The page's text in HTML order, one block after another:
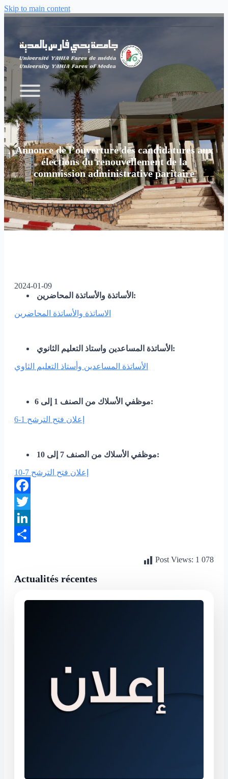
Skip to main content
Annonce de l’ouverture des candidatures aux
élections du renouvellement de la
commission administrative paritaire
2024-01-09
الأساتذة والأساتذة المحاضرين:
الاساتذة والأساتذة المحاضرين
الأساتذة المساعدين واستاذ التعليم الثانوي:
الأساتذة المساعدين وأستاذ التعليم الثاوي
موظفي الأسلاك من الصنف 1 إلى 6:
إعلان فتح الترشح 1-6
موظفي الأسلاك من الصنف 7 إلى 10:
إعلان فتح الترشح 7-10
Facebook
Twitter
LinkedIn
Post Views: 1 078
Actualités récentes